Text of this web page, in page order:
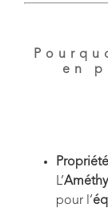
en
L’
pour l’